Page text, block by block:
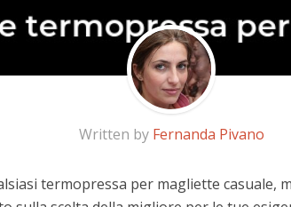
Written by Fernanda Pivano
termopressa per magliette casuale,